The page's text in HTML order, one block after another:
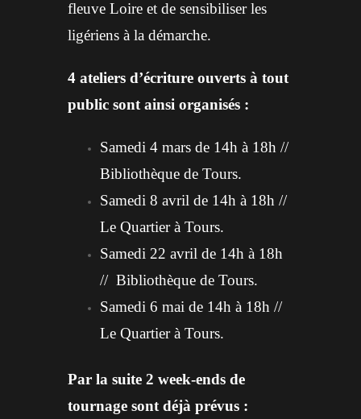
fleuve Loire et de sensibiliser les
ligériens à la démarche.
4 ateliers d’écriture ouverts à tout
public sont ainsi organisés :
Samedi 4 mars de 14h à 18h //
Bibliothèque de Tours.
Samedi 8 avril de 14h à 18h //
Le Quartier à Tours.
Samedi 22 avril de 14h à 18h
// Bibliothèque de Tours.
Samedi 6 mai de 14h à 18h //
Le Quartier à Tours.
Par la suite 2 week-ends de
tournage sont déjà prévus :